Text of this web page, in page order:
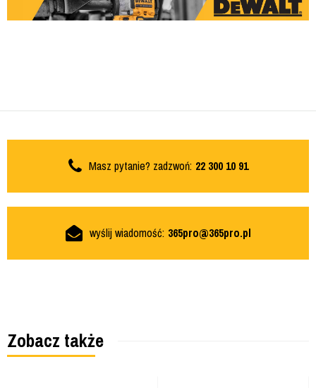
Masz pytanie? zadzwoń: 22 300 10 91
wyślij wiadomość: 365pro@365pro.pl
Zobacz także